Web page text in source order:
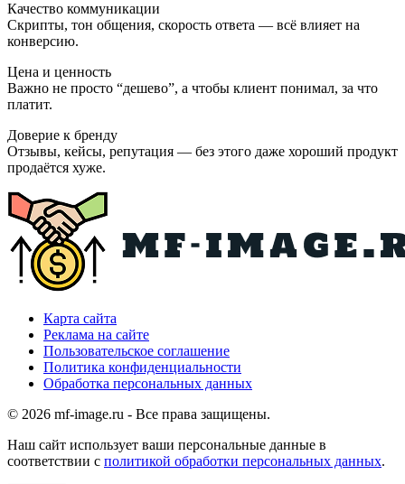
Качество коммуникации
Скрипты, тон общения, скорость ответа — всё влияет на
конверсию.
Цена и ценность
Важно не просто “дешево”, а чтобы клиент понимал, за что
платит.
Доверие к бренду
Отзывы, кейсы, репутация — без этого даже хороший продукт
продаётся хуже.
Карта сайта
Реклама на сайте
Пользовательское соглашение
Политика конфиденциальности
Обработка персональных данных
© 2026 mf-image.ru - Все права защищены.
Наш сайт использует ваши персональные данные в
соответствии с политикой обработки персональных данных.